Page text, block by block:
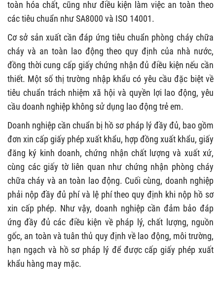
toàn hóa chất, cũng như điều kiện làm việc an toàn theo
các tiêu chuẩn như SA8000 và ISO 14001.
Cơ sở sản xuất cần đáp ứng tiêu chuẩn phòng cháy chữa
cháy và an toàn lao động theo quy định của nhà nước,
đồng thời cung cấp giấy chứng nhận đủ điều kiện nếu cần
thiết. Một số thị trường nhập khẩu có yêu cầu đặc biệt về
tiêu chuẩn trách nhiệm xã hội và quyền lợi lao động, yêu
cầu doanh nghiệp không sử dụng lao động trẻ em.
Doanh nghiệp cần chuẩn bị hồ sơ pháp lý đầy đủ, bao gồm
đơn xin cấp giấy phép xuất khẩu, hợp đồng xuất khẩu, giấy
đăng ký kinh doanh, chứng nhận chất lượng và xuất xứ,
cùng các giấy tờ liên quan như chứng nhận phòng cháy
chữa cháy và an toàn lao động. Cuối cùng, doanh nghiệp
phải nộp đầy đủ phí và lệ phí theo quy định khi nộp hồ sơ
xin cấp phép. Như vậy, doanh nghiệp cần đảm bảo đáp
ứng đầy đủ các điều kiện về pháp lý, chất lượng, nguồn
gốc, an toàn và tuân thủ quy định về lao động, môi trường,
hạn ngạch và hồ sơ pháp lý để được cấp giấy phép xuất
khẩu hàng may mặc.